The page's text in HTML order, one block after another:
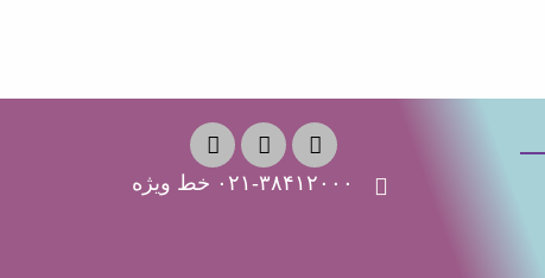
۰۲۱-۳۸۴۱۲۰۰۰ خط ویژه